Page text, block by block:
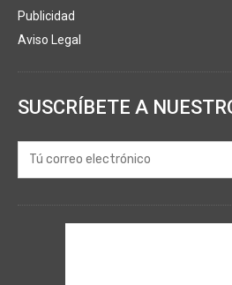
Publicidad
Aviso Legal
SUSCRÍBETE A